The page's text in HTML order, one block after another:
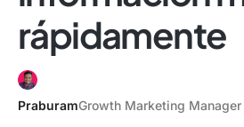
rápidamente
PraburamGrowth Marketing Manager